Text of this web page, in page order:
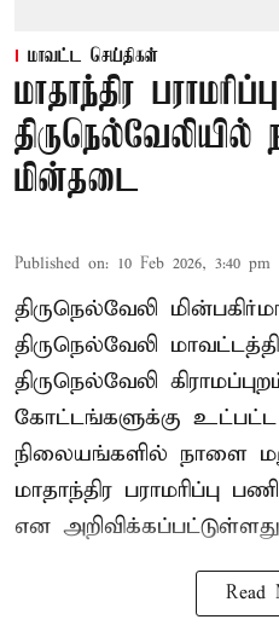
மாவட்ட செய்திகள்
மாதாந்திர
மின்தடை
Published on: 10 Feb 2026, 3:40 pm
திருநெல்வேலி
திருநெல்வேலி
திருநெல்வேலி
கோட்டங்களுக்கு
நிலையங்களில் நாளை
மாதாந்திர
என
Read